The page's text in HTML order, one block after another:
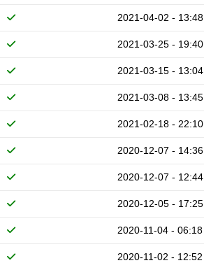
2021-04-02 - 13:48
2021-03-25 - 19:40
2021-03-15 - 13:04
2021-03-08 - 13:45
2021-02-18 - 22:10
2020-12-07 - 14:36
2020-12-07 - 12:44
2020-12-05 - 17:25
2020-11-04 - 06:18
2020-11-02 - 12:52